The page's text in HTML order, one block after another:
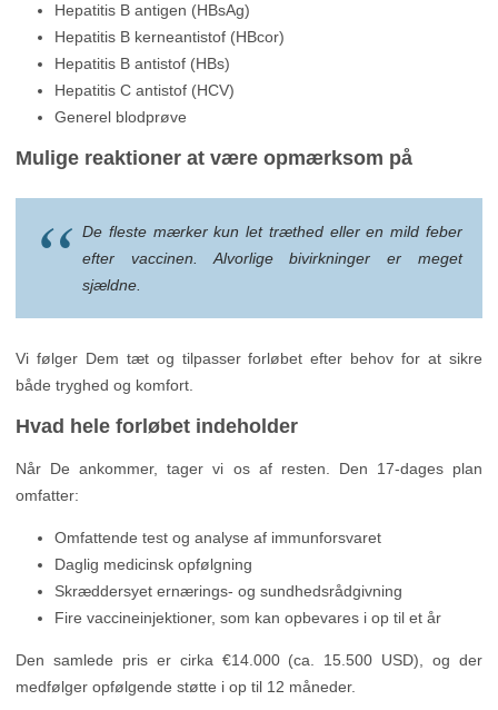
Hepatitis B antigen (HBsAg)
Hepatitis B kerneantistof (HBcor)
Hepatitis B antistof (HBs)
Hepatitis C antistof (HCV)
Generel blodprøve
Mulige reaktioner at være opmærksom på
De fleste mærker kun let træthed eller en mild feber
efter vaccinen. Alvorlige bivirkninger er meget
sjældne.
Vi følger Dem tæt og tilpasser forløbet efter behov for at sikre
både tryghed og komfort.
Hvad hele forløbet indeholder
Når De ankommer, tager vi os af resten. Den 17-dages plan
omfatter:
Omfattende test og analyse af immunforsvaret
Daglig medicinsk opfølgning
Skræddersyet ernærings- og sundhedsrådgivning
Fire vaccineinjektioner, som kan opbevares i op til et år
Den samlede pris er cirka €14.000 (ca. 15.500 USD), og der
medfølger opfølgende støtte i op til 12 måneder.